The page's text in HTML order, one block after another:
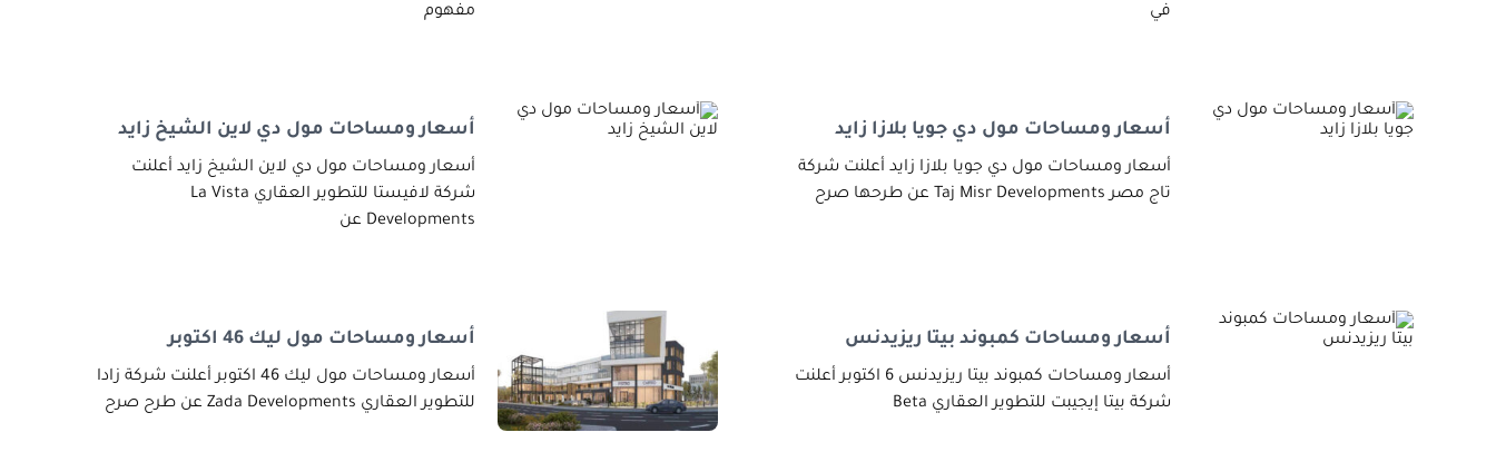
في
مفهوم
أسعار ومساحات مول دي جويا بلازا زايد
أسعار ومساحات مول دي جويا بلازا زايد أعلنت شركة
تاج مصر Taj Misr Developments عن طرحها صرح
أسعار ومساحات مول دي لاين الشيخ زايد
أسعار ومساحات مول دي لاين الشيخ زايد أعلنت
شركة لافيستا للتطوير العقاري La Vista
Developments عن
أسعار ومساحات كمبوند بيتا ريزيدنس
أسعار ومساحات كمبوند بيتا ريزيدنس 6 اكتوبر أعلنت
شركة بيتا إيجيبت للتطوير العقاري Beta
أسعار ومساحات مول ليك 46 اكتوبر
أسعار ومساحات مول ليك 46 اكتوبر أعلنت شركة زادا
للتطوير العقاري Zada Developments عن طرح صرح